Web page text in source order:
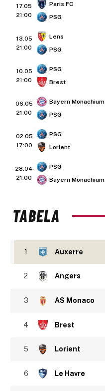
17.05
21:00
Paris FC
PSG
13.05
21:00
Lens
PSG
10.05
21:00
PSG
Brest
06.05
21:00
Bayern Monachium
PSG
02.05
17:00
PSG
Lorient
28.04
21:00
PSG
Bayern Monachium
TABELA
1 Auxerre
2 Angers
3 AS Monaco
4 Brest
5 Lorient
6 Le Havre